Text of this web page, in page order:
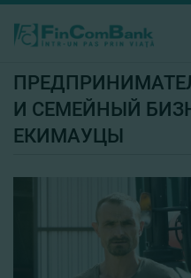
И СЕМЕЙНЫЙ
ЕКИМАУЦЫ